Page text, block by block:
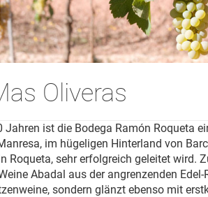
Oliveras
Jahren ist die Bodega Ramón Roqueta
im hügeligen Hinterland von
Roqueta, sehr erfolgreich geleitet wird.
Abadal aus der angrenzenden
sondern glänzt ebenso mit